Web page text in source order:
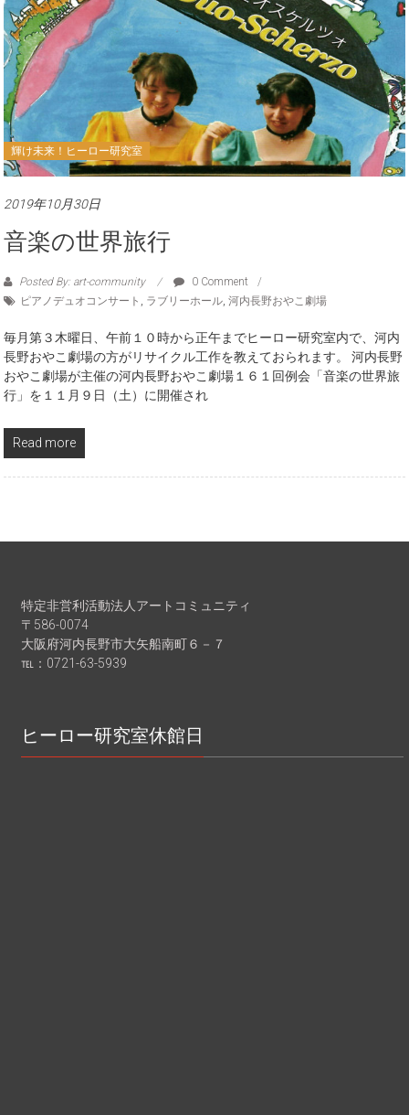
輝け未来！ヒーロー研究室
2019年10月30日
音楽の世界旅行
Posted By: art-community
0 Comment
ピアノデュオコンサート , ラブリーホール,河内長野おやこ劇場
毎月第３木曜日、午前１０時から正午までヒーロー研究室内で、河内
長野おやこ劇場の方がリサイクル工作を教えておられます。 河内長野
おやこ劇場が主催の河内長野おやこ劇場１６１回例会「音楽の世界旅
行」を１１月９日（土）に開催され
Read more
特定非営利活動法人アートコミュニティ
〒586-0074
大阪府河内長野市大矢船南町６－７
℡：0721-63-5939
ヒーロー研究室休館日